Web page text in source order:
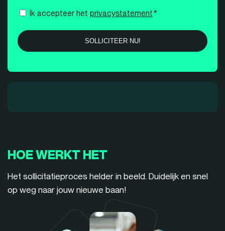
Instemming
Ik accepteer het privacystatement*
HOE WERKT HET
Het sollicitatieproces helder in beeld. Duidelijk en snel
op weg naar jouw nieuwe baan!